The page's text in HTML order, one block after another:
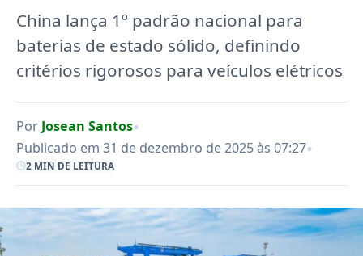
China lança 1º padrão nacional para
baterias de estado sólido, definindo
critérios rigorosos para veículos elétricos
Por Josean Santos•
Publicado em 31 de dezembro de 2025 às 07:27•
2 MIN DE LEITURA